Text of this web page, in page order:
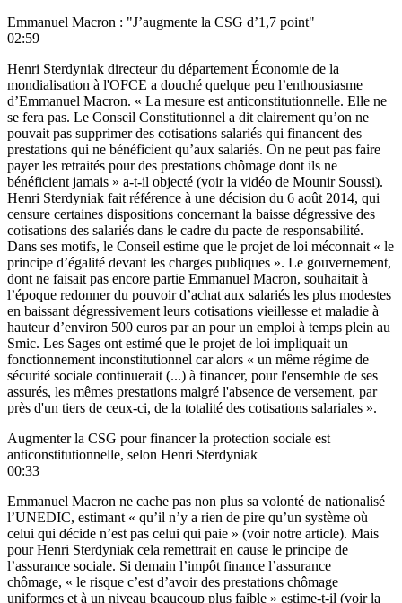
Emmanuel Macron : "J’augmente la CSG d’1,7 point"
02:59
Henri Sterdyniak directeur du département Économie de la
mondialisation à l'OFCE a douché quelque peu l’enthousiasme
d’Emmanuel Macron. « La mesure est anticonstitutionnelle. Elle ne
se fera pas. Le Conseil Constitutionnel a dit clairement qu’on ne
pouvait pas supprimer des cotisations salariés qui financent des
prestations qui ne bénéficient qu’aux salariés. On ne peut pas faire
payer les retraités pour des prestations chômage dont ils ne
bénéficient jamais » a-t-il objecté (voir la vidéo de Mounir Soussi).
Henri Sterdyniak fait référence à une décision du 6 août 2014, qui
censure certaines dispositions concernant la baisse dégressive des
cotisations des salariés dans le cadre du pacte de responsabilité.
Dans ses motifs, le Conseil estime que le projet de loi méconnait « le
principe d’égalité devant les charges publiques ». Le gouvernement,
dont ne faisait pas encore partie Emmanuel Macron, souhaitait à
l’époque redonner du pouvoir d’achat aux salariés les plus modestes
en baissant dégressivement leurs cotisations vieillesse et maladie à
hauteur d’environ 500 euros par an pour un emploi à temps plein au
Smic. Les Sages ont estimé que le projet de loi impliquait un
fonctionnement inconstitutionnel car alors « un même régime de
sécurité sociale continuerait (...) à financer, pour l'ensemble de ses
assurés, les mêmes prestations malgré l'absence de versement, par
près d'un tiers de ceux-ci, de la totalité des cotisations salariales ».
Augmenter la CSG pour financer la protection sociale est
anticonstitutionnelle, selon Henri Sterdyniak
00:33
Emmanuel Macron ne cache pas non plus sa volonté de nationalisé
l’UNEDIC, estimant « qu’il n’y a rien de pire qu’un système où
celui qui décide n’est pas celui qui paie » (voir notre article). Mais
pour Henri Sterdyniak cela remettrait en cause le principe de
l’assurance sociale. Si demain l’impôt finance l’assurance
chômage, « le risque c’est d’avoir des prestations chômage
uniformes et à un niveau beaucoup plus faible » estime-t-il (voir la